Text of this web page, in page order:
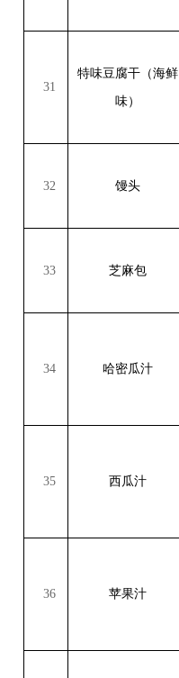
31
特味豆腐干（海鲜
味）
32 馒头
33 芝麻包
34 哈密瓜汁
35 西瓜汁
36 苹果汁